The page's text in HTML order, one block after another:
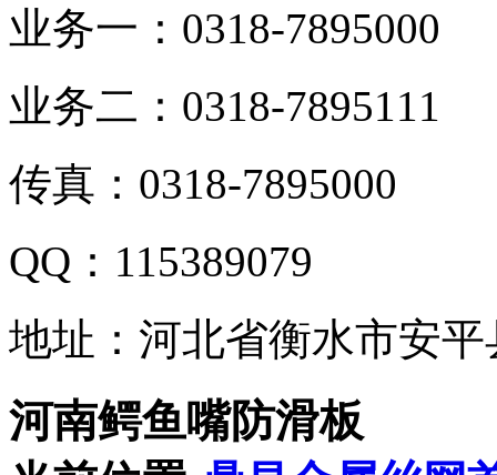
业务一：0318-7895000
业务二：0318-7895111
传真：0318-7895000
QQ：115389079
地址：河北省衡水市安
河南鳄鱼嘴防滑板